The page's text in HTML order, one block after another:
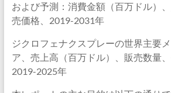
および予測：消費金額（百万ドル）
売価格、2019-2031年
ジクロフェナクスプレーの世界主要
ア、売上高（百万ドル）、販売数量、
2019-2025年